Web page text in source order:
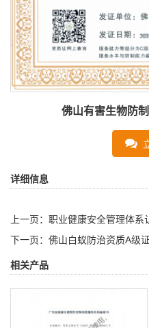
佛山有害生物防
详细信息
上一页： 职业健康安全管理体系
下一页： 佛山白蚁防治资质A级
相关产品